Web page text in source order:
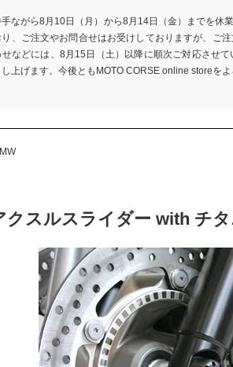
ながら8月10日（月）から8月14日（金）までを休
り、ご注文やお問合せはお受けしておりますが、ご
せなどには、8月15日（土）以降に順次ご対応させ
上げます。今後ともMOTO CORSE online storeをよ
クスルスライダー with チ